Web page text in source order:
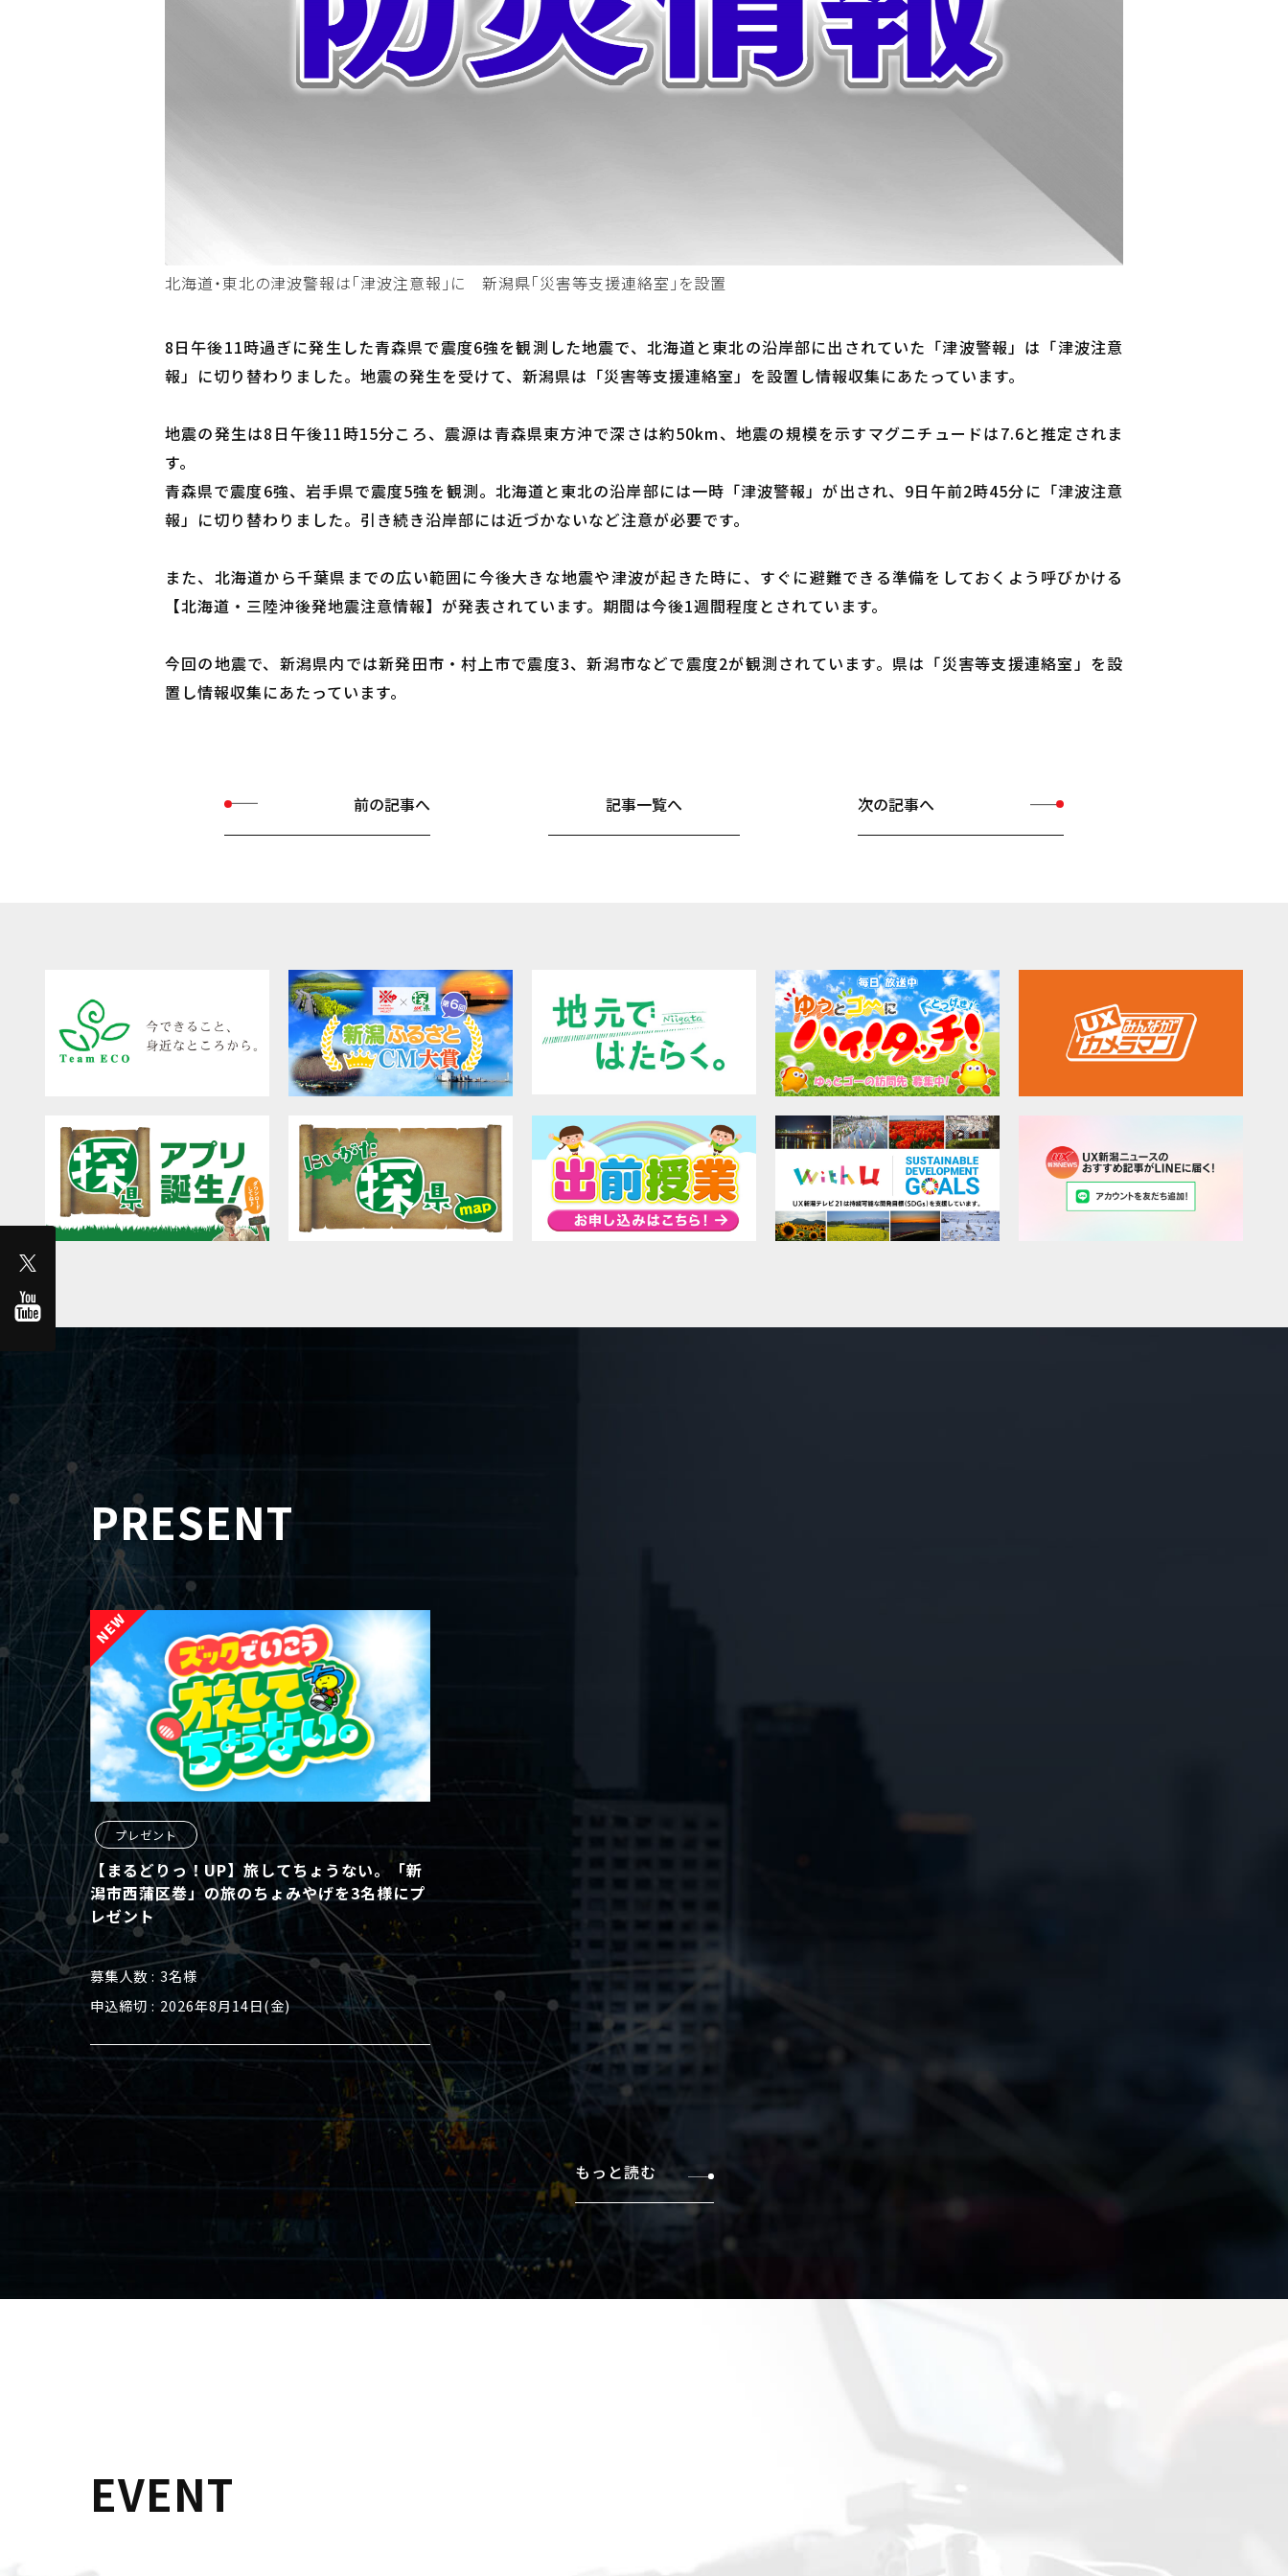
北海道・東北の津波警報は「津波注意報」に 新潟県「災害等支援連絡室」を設置
8日午後11時過ぎに発生した青森県で震度6強を観測した地震で、北海道と東北の沿岸部に出されていた「津波警報」は「津波注意
報」に切り替わりました。地震の発生を受けて、新潟県は「災害等支援連絡室」を設置し情報収集にあたっています。
地震の発生は8日午後11時15分ころ、震源は青森県東方沖で深さは約50km、地震の規模を示すマグニチュードは7.6と推定されま
す。
青森県で震度6強、岩手県で震度5強を観測。北海道と東北の沿岸部には一時「津波警報」が出され、9日午前2時45分に「津波注意
報」に切り替わりました。引き続き沿岸部には近づかないなど注意が必要です。
また、北海道から千葉県までの広い範囲に今後大きな地震や津波が起きた時に、すぐに避難できる準備をしておくよう呼びかける
【北海道・三陸沖後発地震注意情報】が発表されています。期間は今後1週間程度とされています。
今回の地震で、新潟県内では新発田市・村上市で震度3、新潟市などで震度2が観測されています。県は「災害等支援連絡室」を設
置し情報収集にあたっています。
前の記事へ 記事一覧へ 次の記事へ
PRESENT
プレゼント
【まるどりっ！UP】旅してちょうない。「新
潟市西蒲区巻」の旅のちょみやげを3名様にプ
レゼント
募集人数
3名様
申込締切
2026年8月14日(金)
もっと読む
EVENT